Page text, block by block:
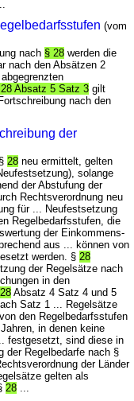
(vom
nach § 28 werden die
nach den Absätzen 2
Absatz 5 Satz 3 gilt
nach den
der
28 neu ermittelt, gelten
solange
der Abstufung der
Rechtsverordnung neu
für ... Neufestsetzung
Regelbedarfsstufen, die
der Einkommens-
aus ... können von
werden. §28
der Regelsätze nach
in den
28 Absatz 4 Satz 4 und 5
Satz 1 ... Regelsätze
den Regelbedarfsstufen
in denen keine
festgesetzt, sind diese in
der Regelbedarfe nach §
der Länder
gelten als
28 ...